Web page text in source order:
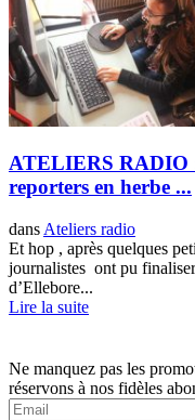
ATELIERS RADIO
reporters en herbe ...
dans Ateliers radio
Et hop , après quelques
journalistes ont pu
d’Ellebore...
Lire la suite
Ne manquez pas les
réservons à nos fidèles